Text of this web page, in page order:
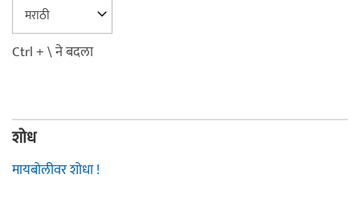
Ctrl + \ ने बदला
शोध
मायबोलीवर शोधा !